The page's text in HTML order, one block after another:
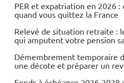
premières
Valeurs
du
PER et expatriation en 2026
quand vous quittez la France
Relevé de situation retraite :
qui amputent votre pension
Démembrement temporaire
une décote et préparer un